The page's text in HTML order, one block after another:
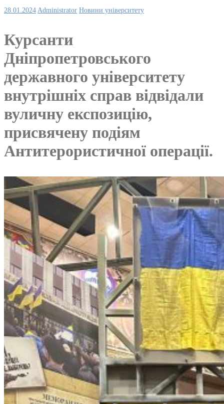
28.01.2024 Administrator Новини університету
Курсанти
Дніпропетровського
державного університету
внутрішніх справ відвідали
вуличну експозицію,
присвячену подіям
Антитерористичної операції.